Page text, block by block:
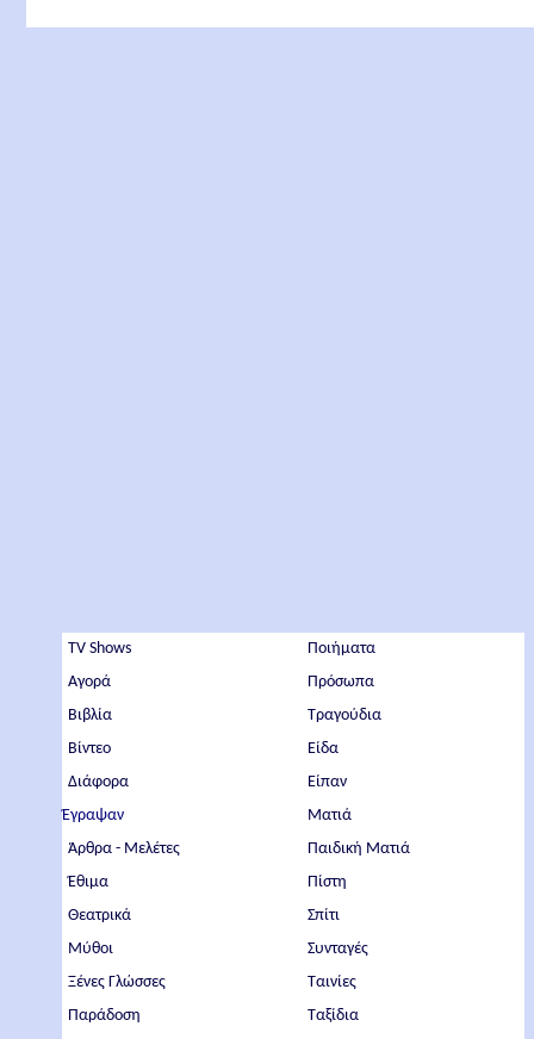
TV Shows
Αγορά
Βιβλία
Βίντεο
Διάφορα
Έγραψαν
Άρθρα - Μελέτες
Έθιμα
Θεατρικά
Μύθοι
Ξένες Γλώσσες
Παράδοση
Ποιήματα
Πρόσωπα
Τραγούδια
Είδα
Είπαν
Ματιά
Παιδική Ματιά
Πίστη
Σπίτι
Συνταγές
Ταινίες
Ταξίδια